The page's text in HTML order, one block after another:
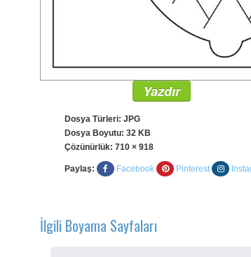
Yazdır
Dosya Türleri: JPG
Dosya Boyutu: 32 KB
Çözünürlük: 710 × 918
Paylaş: Facebook Pinterest
İlgili Boyama Sayfaları